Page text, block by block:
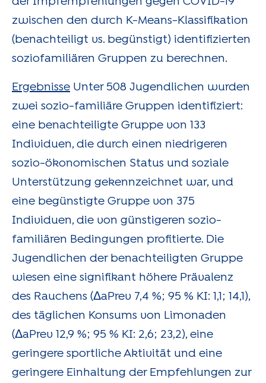
zwischen den durch K-Means-Klassifikation
(benachteiligt vs. begünstigt) identifizierten
soziofamiliären Gruppen zu berechnen.
Ergebnisse Unter 508 Jugendlichen wurden
zwei sozio-familiäre Gruppen identifiziert:
eine benachteiligte Gruppe von 133
Individuen, die durch einen niedrigeren
sozio-ökonomischen Status und soziale
Unterstützung gekennzeichnet war, und
eine begünstigte Gruppe von 375
Individuen, die von günstigeren sozio-
familiären Bedingungen profitierte. Die
Jugendlichen der benachteiligten Gruppe
wiesen eine signifikant höhere Prävalenz
des Rauchens (ΔaPrev 7,4 %; 95 % KI: 1,1; 14,1),
des täglichen Konsums von Limonaden
(ΔaPrev 12,9 %; 95 % KI: 2,6; 23,2), eine
geringere sportliche Aktivität und eine
geringere Einhaltung der Empfehlungen zur